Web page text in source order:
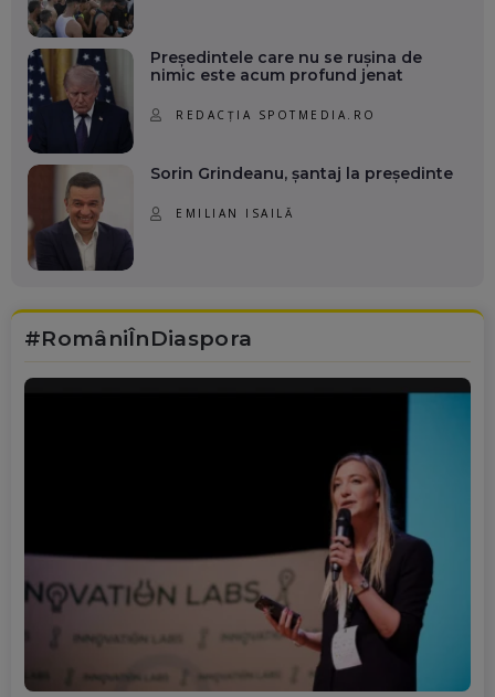
Președintele care nu se rușina de
nimic este acum profund jenat
REDACȚIA SPOTMEDIA.RO
Sorin Grindeanu, șantaj la președinte
EMILIAN ISAILĂ
#RomâniÎnDiaspora